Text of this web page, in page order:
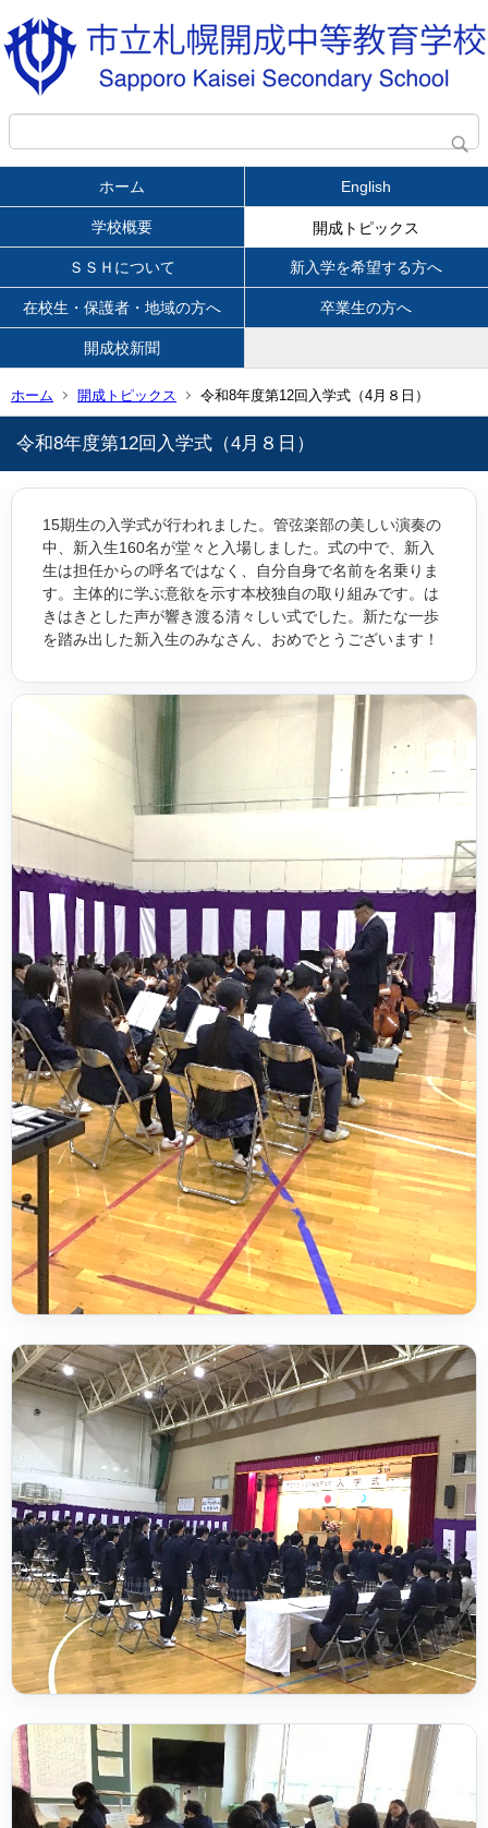
ホーム English
学校概要 開成トピックス
ＳＳＨについて 新入学を希望する方へ
在校生・保護者・地域の方へ 卒業生の方へ
開成校新聞
ホーム 開成トピックス 令和8年度第12回入学式（4月８日）
令和8年度第12回入学式（4月８日）
15期生の入学式が行われました。管弦楽部の美しい演奏の
中、新入生160名が堂々と入場しました。式の中で、新入
生は担任からの呼名ではなく、自分自身で名前を名乗りま
す。主体的に学ぶ意欲を示す本校独自の取り組みです。は
きはきとした声が響き渡る清々しい式でした。新たな一歩
を踏み出した新入生のみなさん、おめでとうございます！